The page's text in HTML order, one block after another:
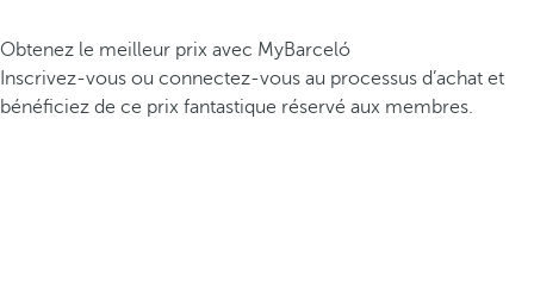
Obtenez le meilleur prix avec MyBarceló
Inscrivez-vous ou connectez-vous au processus d’achat et
bénéficiez de ce prix fantastique réservé aux membres.